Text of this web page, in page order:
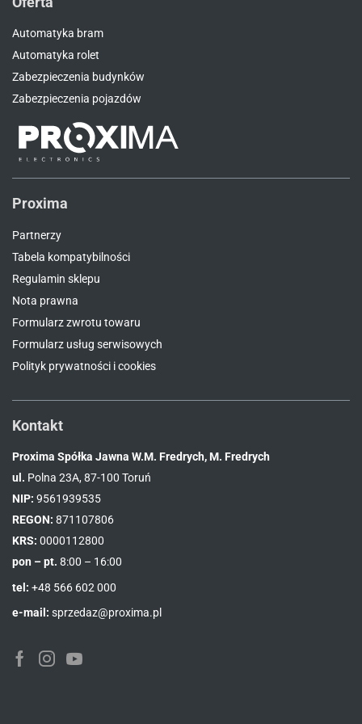
Automatyka bram
Automatyka rolet
Zabezpieczenia budynków
Zabezpieczenia pojazdów
Proxima
Partnerzy
Tabela kompatybilności
Regulamin sklepu
Nota prawna
Formularz zwrotu towaru
Formularz usług serwisowych
Polityk prywatności i cookies
Kontakt
Proxima Spółka Jawna W.M. Fredrych, M. Fredrych
ul. Polna 23A, 87-100 Toruń
NIP: 9561939535
REGON: 871107806
KRS: 0000112800
pon – pt. 8:00 – 16:00
tel: +48 566 602 000
e-mail: sprzedaz@proxima.pl
FacebookInstagramYoutube